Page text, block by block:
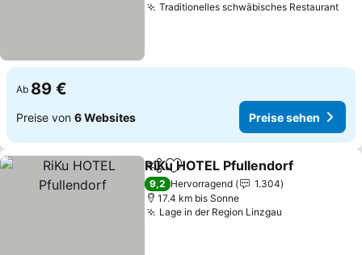
Traditionelles schwäbisches Restaurant
Ab 89 €
Preise von 6 Websites Preise sehen
TeilenZu Favoriten hinzufügen
RiKu HOTEL Pfullendorf
9,2 Hervorragend
1.304
17.4 km bis Sonne
Lage in der Region Linzgau